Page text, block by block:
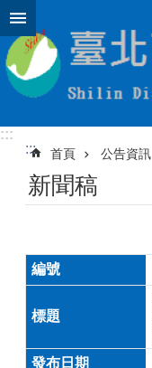
跳到主要內容區塊
:::
:::
首頁 公告資訊
新聞稿